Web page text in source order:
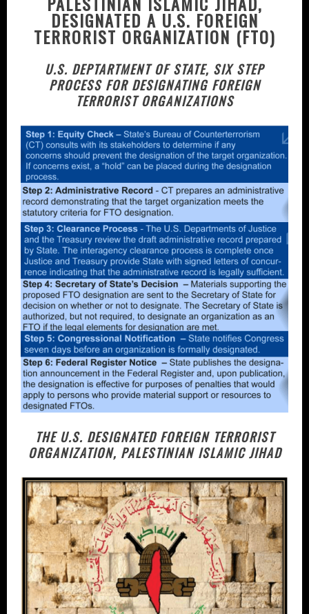
DESIGNATED A U.S. FOREIGN
TERRORIST ORGANIZATION (FTO)
U.S. DEPTARTMENT OF STATE, SIX STEP
PROCESS FOR DESIGNATING FOREIGN
TERRORIST ORGANIZATIONS
THE U.S. DESIGNATED FOREIGN TERRORIST
ORGANIZATION, PALESTINIAN ISLAMIC JIHAD